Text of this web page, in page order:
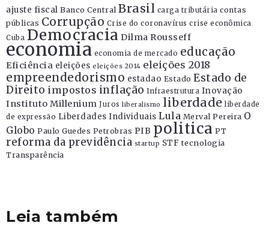
ajuste fiscal Banco Central Brasil carga tributária contas
públicas Corrupção Crise do coronavírus crise econômica
Cuba Democracia Dilma Rousseff
economia economia de mercado educação
Eficiência eleições eleições 2014 eleições 2018
empreendedorismo estadao Estado Estado de
Direito impostos inflação Infraestrutura Inovação
Instituto Millenium Juros liberalismo liberdade liberdade
de expressão Liberdades Individuais Lula Merval Pereira O
Globo Paulo Guedes Petrobras PIB politica PT
reforma da previdência startup STF tecnologia
Transparência
Leia também